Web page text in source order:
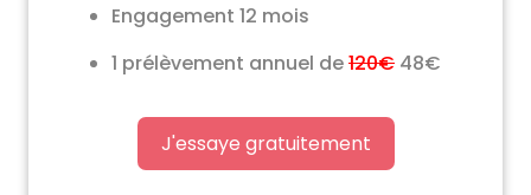
Engagement 12 mois
1 prélèvement annuel de120€ 48€
J'essaye gratuitement